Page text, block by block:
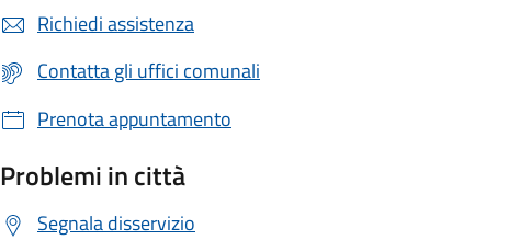
Richiedi assistenza
Contatta gli uffici comunali
Prenota appuntamento
Problemi in città
Segnala disservizio